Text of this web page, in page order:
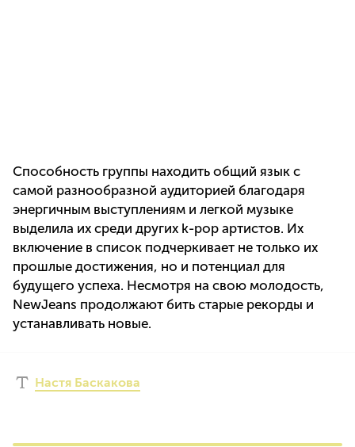
Способность группы находить общий язык с
самой разнообразной аудиторией благодаря
энергичным выступлениям и легкой музыке
выделила их среди других k-pop артистов. Их
включение в список подчеркивает не только их
прошлые достижения, но и потенциал для
будущего успеха. Несмотря на свою молодость,
NewJeans продолжают бить старые рекорды и
устанавливать новые.
Настя Баскакова